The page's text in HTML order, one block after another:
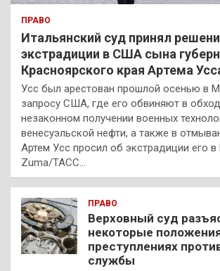
ПРАВО
Итальянский суд принял
экстрадиции в США сына
Красноярского края Артема
Усс был арестован прошлой осенью в
запросу США, где его обвиняют в
незаконном получении военных
венесуэльской нефти, а также в
Артем Усс просил об экстрадиции его
Zuma/ТАСС…
ПРАВО
Верховный суд
некоторые
преступлениях
службы